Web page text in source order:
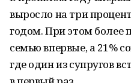
выросло на три
годом. При этом более
семью впервые, а 21%
где один из супругов